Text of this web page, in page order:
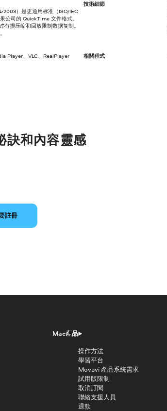
）是更通用标准（ISO/IEC
公司的 QuickTime 文件格式。
损压缩和回放限制数据复制。
Player、VLC、RealPlayer
技術細節
相關程式
訣和內容靈感
註冊
Mac產品
操作方法
學習平台
Movavi 產品系統需求
試用版限制
取消訂閱
聯絡支援人員
退款